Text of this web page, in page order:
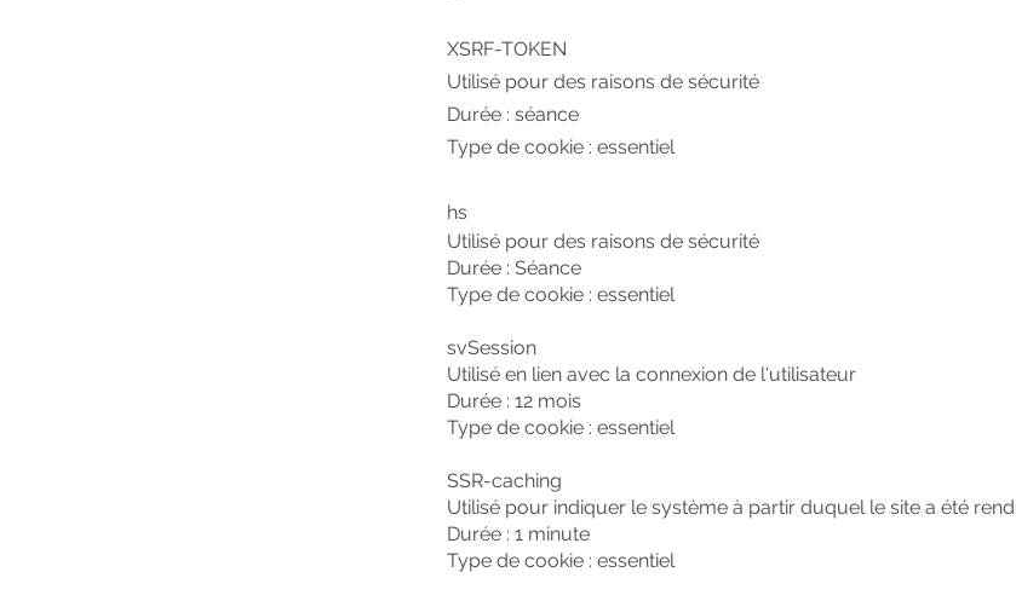
XSRF-TOKEN
Utilisé pour des raisons de sécurité
Durée : séance
Type de cookie : essentiel
hs
Utilisé pour des raisons de sécurité
Durée : Séance
Type de cookie : essentiel
svSession
Utilisé en lien avec la connexion de l'utilisateur
Durée : 12 mois
Type de cookie : essentiel
SSR-caching
Utilisé pour indiquer le système à partir duquel le site a été
Durée : 1 minute
Type de cookie : essentiel